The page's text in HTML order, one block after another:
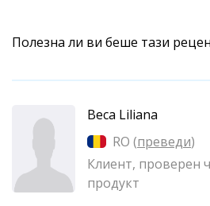
Полезна ли ви беше тази
Beca Liliana
RO (преведи)
Клиент, проверен
продукт